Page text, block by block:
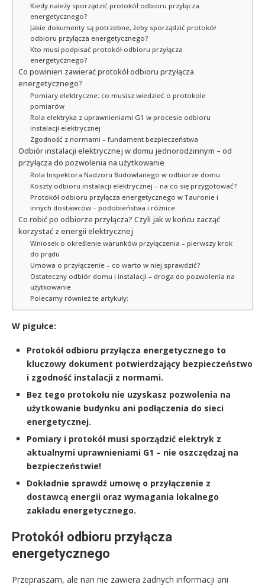
Kiedy należy sporządzić protokół odbioru przyłącza
energetycznego?
Jakie dokumenty są potrzebne, żeby sporządzić protokół
odbioru przyłącza energetycznego?
Kto musi podpisać protokół odbioru przyłącza
energetycznego?
Co powinien zawierać protokół odbioru przyłącza
energetycznego?
Pomiary elektryczne: co musisz wiedzieć o protokole
pomiarów
Rola elektryka z uprawnieniami G1 w procesie odbioru
instalacji elektrycznej
Zgodność z normami – fundament bezpieczeństwa
Odbiór instalacji elektrycznej w domu jednorodzinnym – od
przyłącza do pozwolenia na użytkowanie
Rola Inspektora Nadzoru Budowlanego w odbiorze domu
Koszty odbioru instalacji elektrycznej – na co się przygotować?
Protokół odbioru przyłącza energetycznego w Tauronie i
innych dostawców – podobieństwa i różnice
Co robić po odbiorze przyłącza? Czyli jak w końcu zacząć
korzystać z energii elektrycznej
Wniosek o określenie warunków przyłączenia – pierwszy krok
do prądu
Umowa o przyłączenie – co warto w niej sprawdzić?
Ostateczny odbiór domu i instalacji – droga do pozwolenia na
użytkowanie
Polecamy również te artykuły:
W pigułce:
Protokół odbioru przyłącza energetycznego to
kluczowy dokument potwierdzający bezpieczeństwo
i zgodność instalacji z normami.
Bez tego protokołu nie uzyskasz pozwolenia na
użytkowanie budynku ani podłączenia do sieci
energetycznej.
Pomiary i protokół musi sporządzić elektryk z
aktualnymi uprawnieniami G1 – nie oszczędzaj na
bezpieczeństwie!
Dokładnie sprawdź umowę o przyłączenie z
dostawcą energii oraz wymagania lokalnego
zakładu energetycznego.
Protokół odbioru przyłącza
energetycznego
Przepraszam, ale nan nie zawiera żadnych informacji ani